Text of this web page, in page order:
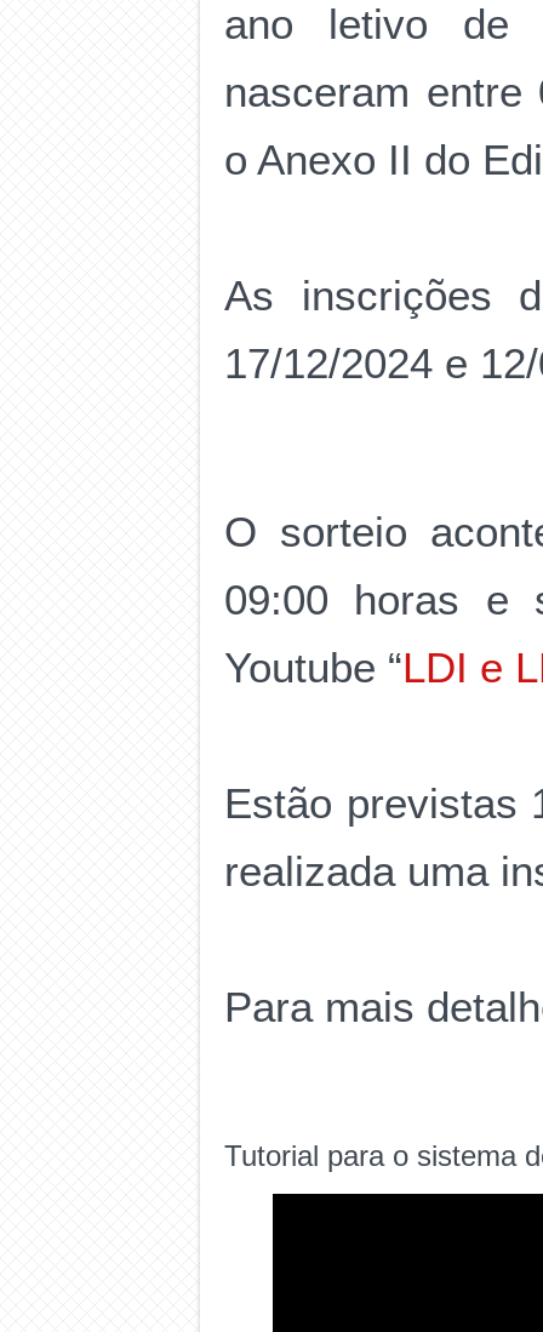
ano letivo de
nasceram entre
o Anexo II do
As inscrições
17/12/2024 e
O sorteio
09:00 horas e
Youtube “LDI e
Estão previstas
realizada uma
Para mais
Tutorial para o sistema